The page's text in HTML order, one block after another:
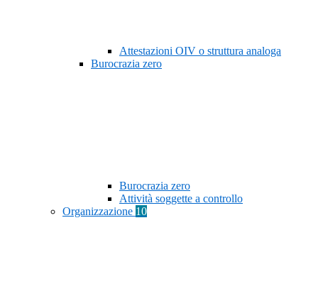
Attestazioni OIV o struttura analoga
Burocrazia zero
Burocrazia zero
Attività soggette a controllo
Organizzazione 10